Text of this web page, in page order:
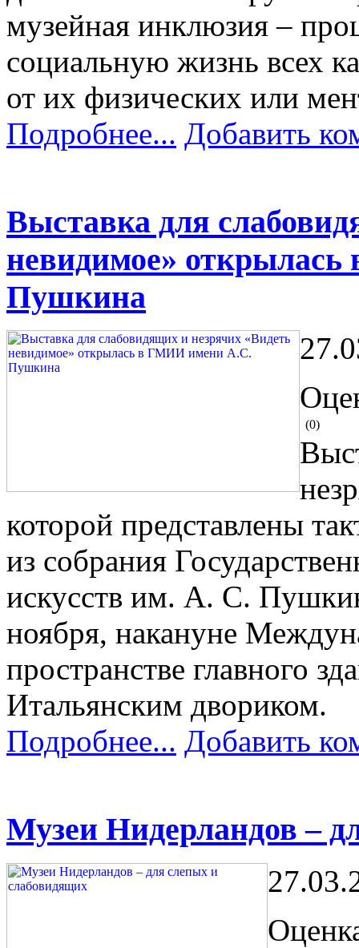
музейная инклюзия –
социальную жизнь всех
от их физических или
Подробнее... Добавить
Выставка для
невидимое»
Пушкина
(0)
которой представлены
из собрания
искусств им. А. С.
ноября, накануне
пространстве главного
Итальянским двориком.
Подробнее... Добавить
Музеи Нидерландов –